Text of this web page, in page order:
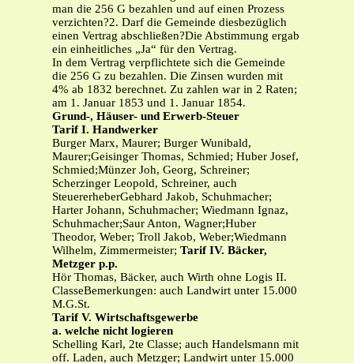
man die 256 G bezahlen und auf einen Prozess
verzichten?2. Darf die Gemeinde diesbezüglich
einen Vertrag abschließen?Die Abstimmung ergab
ein einheitliches „Ja“ für den Vertrag.
In dem Vertrag verpflichtete sich die Gemeinde
die 256 G zu bezahlen. Die Zinsen wurden mit
4% ab 1832 berechnet. Zu zahlen war in 2 Raten;
am 1. Januar 1853 und 1. Januar 1854.
Grund-, Häuser- und Erwerb-Steuer
Tarif I. Handwerker
Burger Marx, Maurer; Burger Wunibald,
Maurer;Geisinger Thomas, Schmied; Huber Josef,
Schmied;Münzer Joh, Georg, Schreiner;
Scherzinger Leopold, Schreiner, auch
SteuererheberGebhard Jakob, Schuhmacher;
Harter Johann, Schuhmacher; Wiedmann Ignaz,
Schuhmacher;Saur Anton, Wagner;Huber
Theodor, Weber; Troll Jakob, Weber;Wiedmann
Wilhelm, Zimmermeister; Tarif IV. Bäcker,
Metzger p.p.
Hör Thomas, Bäcker, auch Wirth ohne Logis II.
ClasseBemerkungen: auch Landwirt unter 15.000
M.G.St.
Tarif V. Wirtschaftsgewerbe
a. welche nicht logieren
Schelling Karl, 2te Classe; auch Handelsmann mit
off. Laden, auch Metzger; Landwirt unter 15.000